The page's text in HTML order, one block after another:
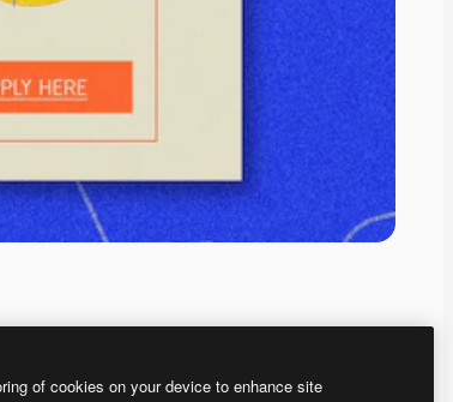
of cookies on your device to enhance site